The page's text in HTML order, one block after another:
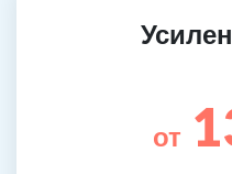
от